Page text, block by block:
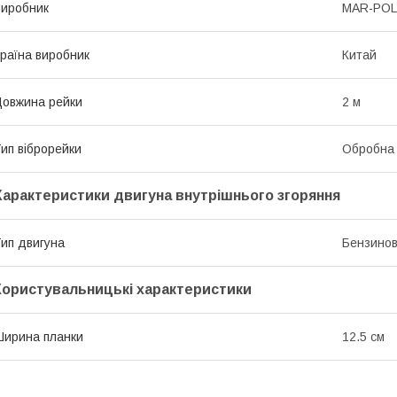
MAR-POL
виробник Китай
рейки 2 м
віброрейки Обробна
двигуна внутрішнього згоряння
двигуна
характеристики
планки 12.5 см